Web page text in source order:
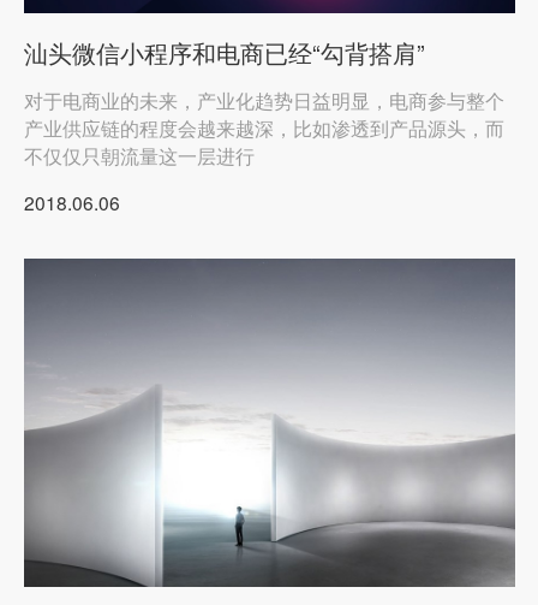
汕头微信小程序和电商已经“勾背搭肩”
对于电商业的未来，产业化趋势日益明显，电商参与整个
产业供应链的程度会越来越深，比如渗透到产品源头，而
不仅仅只朝流量这一层进行
2018.06.06